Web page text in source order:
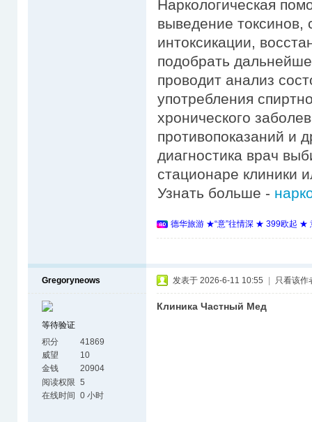
Наркологическая
выведение токсинов,
интоксикации,
подобрать
проводит анализ
употребления
хронического
противопоказаний и
диагностика врач
стационаре клиники
Узнать больше -
德华旅游 ★“意”往情深 ★ 399欧起 ★
Gregoryneows
等待验证
积分
41869
威望
10
金钱
20904
阅读权限 5
在线时间 0 小时
发表于 2026-6-11 10:55 只看该作
Клиника Частный Мед